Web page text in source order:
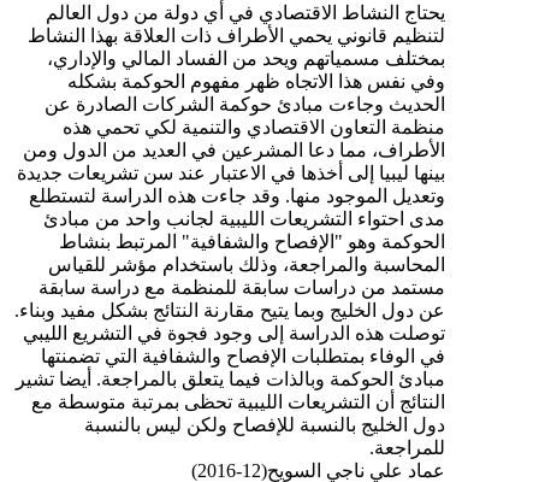
يحتاج النشاط الاقتصادي في أي دولة من دول العالم
لتنظيم قانوني يحمي الأطراف ذات العلاقة بهذا النشاط
بمختلف مسمياتهم ويحد من الفساد المالي والإداري،
وفي نفس هذا الاتجاه ظهر مفهوم الحوكمة بشكله
الحديث وجاءت مبادئ حوكمة الشركات الصادرة عن
منظمة التعاون الاقتصادي والتنمية لكي تحمي هذه
الأطراف، مما دعا المشرعين في العديد من الدول ومن
بينها ليبيا إلى أخذها في الاعتبار عند سن تشريعات جديدة
وتعديل الموجود منها. وقد جاءت هذه الدراسة لتستطلع
مدى احتواء التشريعات الليبية لجانب واحد من مبادئ
الحوكمة وهو "الإفصاح والشفافية" المرتبط بنشاط
المحاسبة والمراجعة، وذلك باستخدام مؤشر للقياس
مستمد من دراسات سابقة للمنظمة مع دراسة سابقة
عن دول الخليج وبما يتيح مقارنة النتائج بشكل مفيد وبناء.
توصلت هذه الدراسة إلى وجود فجوة في التشريع الليبي
في الوفاء بمتطلبات الإفصاح والشفافية التي تضمنتها
مبادئ الحوكمة وبالذات فيما يتعلق بالمراجعة. أيضا تشير
النتائج أن التشريعات الليبية تحظى بمرتبة متوسطة مع
دول الخليج بالنسبة للإفصاح ولكن ليس بالنسبة
للمراجعة.
عماد علي ناجي السويح(12-2016)